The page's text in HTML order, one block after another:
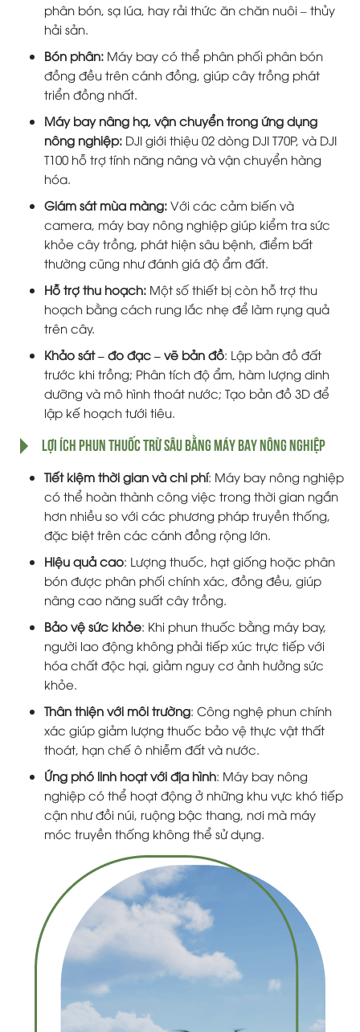
phân bón, sạ lúa, hay rải thức ăn chăn nuôi – thủy
hải sản.
Bón phân: Máy bay có thể phân phối phân bón
đồng đều trên cánh đồng, giúp cây trồng phát
triển đồng nhất.
Máy bay nâng hạ, vận chuyển trong ứng dụng
nông nghiệp: DJI giới thiệu 02 dòng DJI T70P, và DJI
T100 hỗ trợ tính năng nâng và vận chuyển hàng
hóa.
Giám sát mùa màng: Với các cảm biến và
camera, máy bay nông nghiệp giúp kiểm tra sức
khỏe cây trồng, phát hiện sâu bệnh, điểm bất
thường cũng như đánh giá độ ẩm đất.
Hỗ trợ thu hoạch: Một số thiết bị còn hỗ trợ thu
hoạch bằng cách rung lắc nhẹ để làm rụng quả
trên cây.
Khảo sát – đo đạc – vẽ bản đồ: Lập bản đồ đất
trước khi trồng; Phân tích độ ẩm, hàm lượng dinh
dưỡng và mô hình thoát nước; Tạo bản đồ 3D để
lập kế hoạch tưới tiêu.
Lợi ích phun thuốc trừ sâu bằng máy bay nông nghiệp
Tiết kiệm thời gian và chi phí: Máy bay nông nghiệp
có thể hoàn thành công việc trong thời gian ngắn
hơn nhiều so với các phương pháp truyền thống,
đặc biệt trên các cánh đồng rộng lớn.
Hiệu quả cao: Lượng thuốc, hạt giống hoặc phân
bón được phân phối chính xác, đồng đều, giúp
nâng cao năng suất cây trồng.
Bảo vệ sức khỏe: Khi phun thuốc bằng máy bay,
người lao động không phải tiếp xúc trực tiếp với
hóa chất độc hại, giảm nguy cơ ảnh hưởng sức
khỏe.
Thân thiện với môi trường: Công nghệ phun chính
xác giúp giảm lượng thuốc bảo vệ thực vật thất
thoát, hạn chế ô nhiễm đất và nước.
Ứng phó linh hoạt với địa hình: Máy bay nông
nghiệp có thể hoạt động ở những khu vực khó tiếp
cận như đồi núi, ruộng bậc thang, nơi mà máy
móc truyền thống không thể sử dụng.